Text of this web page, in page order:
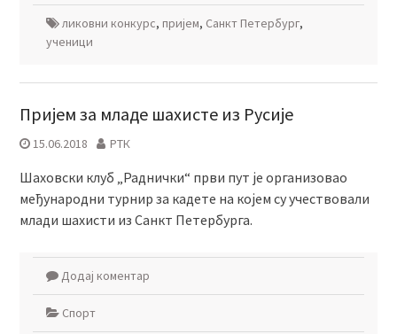
ликовни конкурс, пријем, Санкт Петербург,
ученици
Пријем за младе шахисте из Русије
15.06.2018 РТК
Шаховски клуб „Раднички“ први пут је организовао
међународни турнир за кадете на којем су учествовали
млади шахисти из Санкт Петербурга.
Додај коментар
Спорт